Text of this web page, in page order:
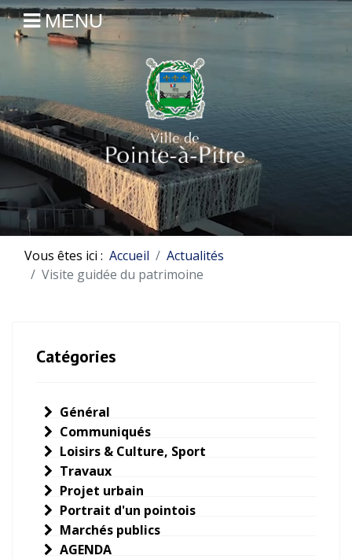
MENU
Vous êtes ici : Accueil
Actualités
Visite guidée du patrimoine
Catégories
Général
Communiqués
Loisirs & Culture, Sport
Travaux
Projet urbain
Portrait d'un pointois
Marchés publics
AGENDA